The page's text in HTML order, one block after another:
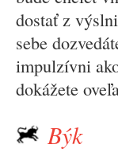
dostať z
sebe
impulzívni
dokážete
Býk